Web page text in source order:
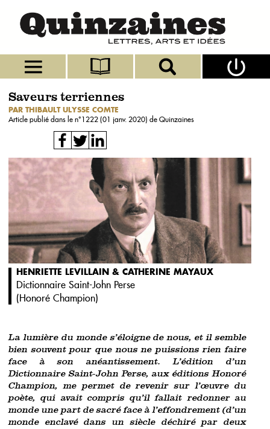
Saveurs terriennes
PAR THIBAULT ULYSSE COMTE
Article publié dans le n°1222 (01 janv. 2020) de Quinzaines
HENRIETTE LEVILLAIN & CATHERINE MAYAUX
Dictionnaire Saint-John Perse
(Honoré Champion)
La lumière du monde s’éloigne de nous, et il semble
bien souvent pour que nous ne puissions rien faire
face à son anéantissement. L’édition d’un
Dictionnaire Saint-John Perse, aux éditions Honoré
Champion, me permet de revenir sur l’œuvre du
poète, qui avait compris qu’il fallait redonner au
monde une part de sacré face à l’effondrement (d’un
monde enclavé dans un siècle déchiré par deux